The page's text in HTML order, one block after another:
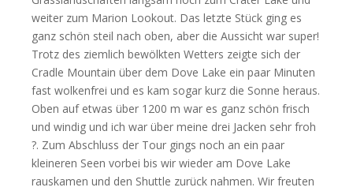
weiter zum Marion Lookout. Das letzte Stück ging es
ganz schön steil nach oben, aber die Aussicht war super!
Trotz des ziemlich bewölkten Wetters zeigte sich der
Cradle Mountain über dem Dove Lake ein paar Minuten
fast wolkenfrei und es kam sogar kurz die Sonne heraus.
Oben auf etwas über 1200 m war es ganz schön frisch
und windig und ich war über meine drei Jacken sehr froh
?. Zum Abschluss der Tour gings noch an ein paar
kleineren Seen vorbei bis wir wieder am Dove Lake
rauskamen und den Shuttle zurück nahmen. Wir freuten